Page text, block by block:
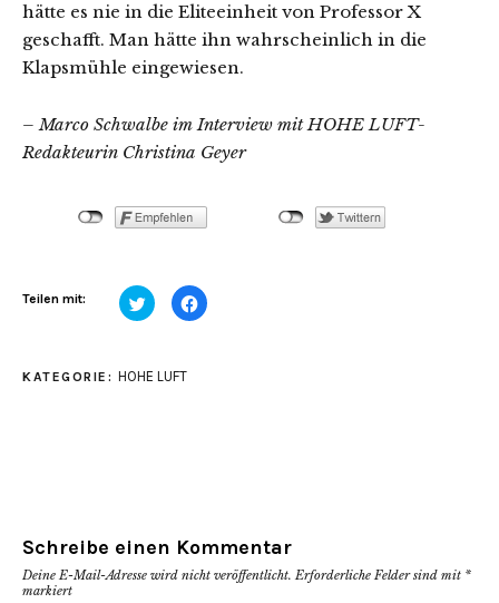
hätte es nie in die Eliteeinheit von Professor X
geschafft. Man hätte ihn wahrscheinlich in die
Klapsmühle eingewiesen.
– Marco Schwalbe im Interview mit HOHE LUFT-
Redakteurin Christina Geyer
Teilen mit: Klick,
um
(Wird
Klick,
um
KATEGORIE: HOHE LUFT
Schreibe einen Kommentar
Deine E-Mail-Adresse wird nicht veröffentlicht. Erforderliche Felder sind mit *
markiert